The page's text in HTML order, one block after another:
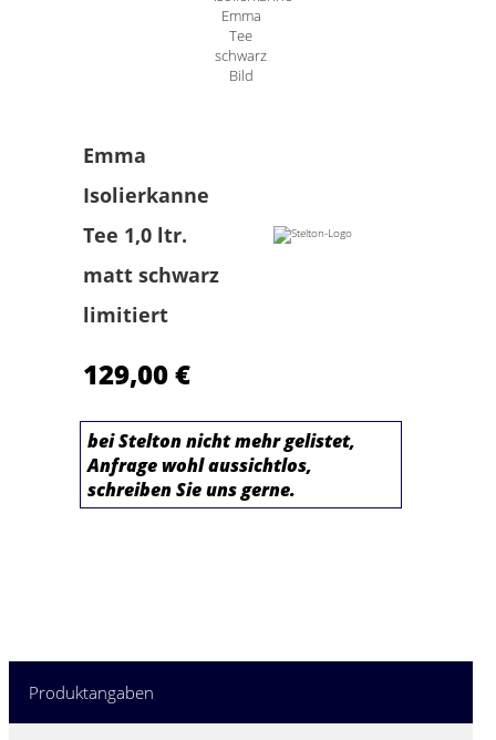
Emma
Isolierkanne
Tee 1,0 ltr.
matt schwarz
limitiert
129,00 €
bei Stelton nicht mehr gelistet,
Anfrage wohl aussichtlos,
schreiben Sie uns gerne.
Produktangaben